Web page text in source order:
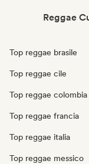
Reggae
Top reggae brasile
Top reggae cile
Top reggae colombia
Top reggae francia
Top reggae italia
Top reggae messico